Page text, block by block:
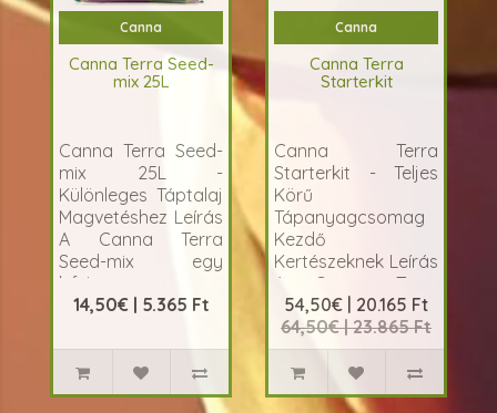
Canna
Canna Terra Seed-
mix 25L
Canna Terra Seed-
mix 25L -
Különleges Táptalaj
Magvetéshez Leírás
A Canna Terra
Seed-mix egy
kifejezetten
magvet&eac..
14,50€ | 5.365 Ft
Canna
Canna Terra
Starterkit
Canna Terra
Starterkit - Teljes
Körű
Tápanyagcsomag
Kezdő
Kertészeknek Leírás
A Canna Terra
Starterkit egy
átfog&o..
54,50€ | 20.165 Ft
64,50€ | 23.865 Ft